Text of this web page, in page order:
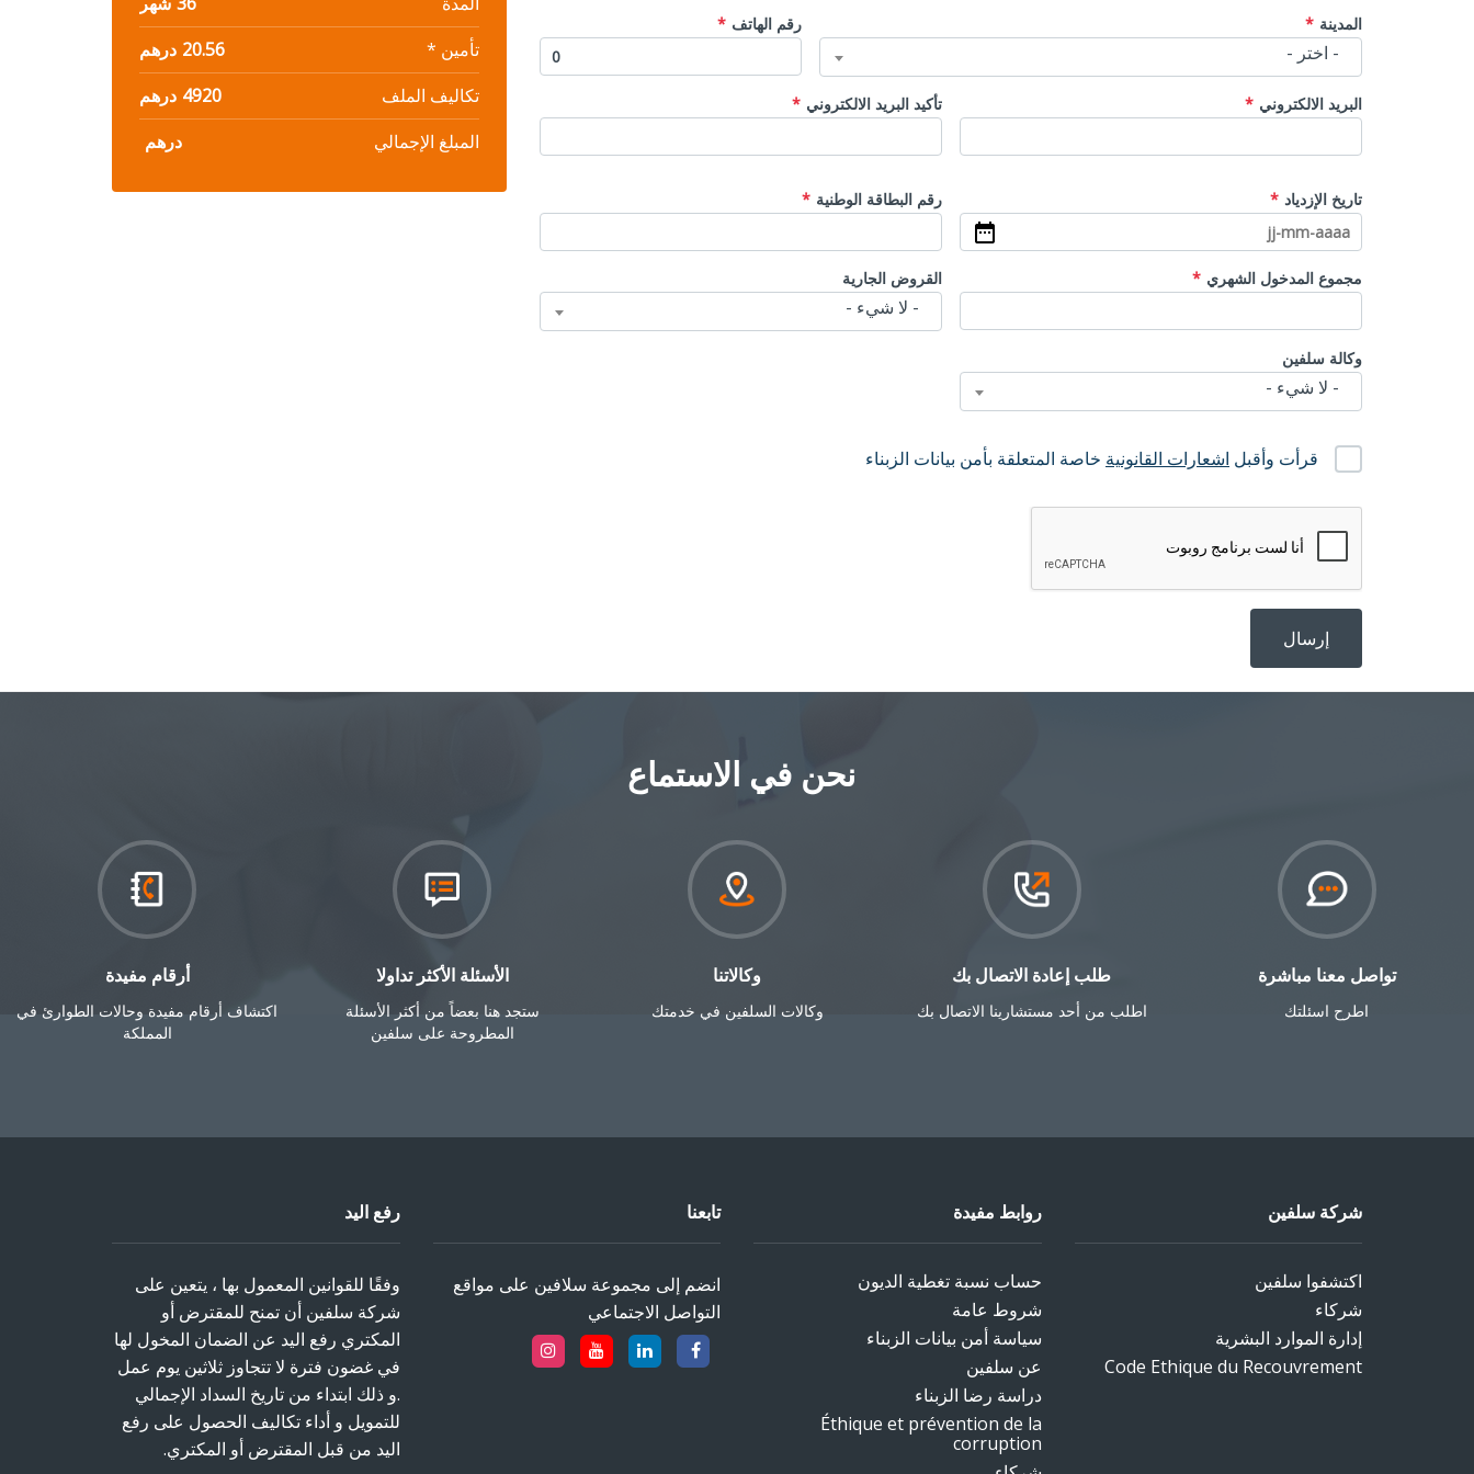
المدينة
- اختر -
رقم الهاتف
البريد الالكتروني تأكيد البريد الالكتروني
تاريخ الإزدياد رقم البطاقة الوطنية
مجموع المدخول الشهري القروض الجارية
- لا شيء -
وكالة سلفين
- لا شيء -
العامة
للاستخدام'قرأت وأقبل اشعارات القانونية خاصة المتعلقة بأمن بيانات الزبناء
تأمين *
20.56 درهم
تكاليف الملف
4920 درهم
المبلغ الإجمالي
درهم
نحن في الاستماع ‎
تواصل معنا مباشرة‎
اطرح اسئلتك
طلب إعادة الاتصال بك‎
اطلب من أحد مستشارينا الاتصال بك
وكالاتنا‎
وكالات السلفين في خدمتك
الأسئلة الأكثر تداولا
ستجد هنا بعضاً من أكثر الأسئلة
المطروحة على سلفين
أرقام مفيدة‎
اكتشاف أرقام مفيدة وحالات الطوارئ في
المملكة
شركة سلفين
اكتشفوا سلفين
شركاء
إدارة الموارد البشرية
Code Ethique du Recouvrement
روابط مفيدة
حساب نسبة تغطية الديون‎
شروط عامة
سياسة أمن بيانات الزبناء
عن سلفين
دراسة رضا الزبناء
Éthique et prévention de la
corruption
تابعنا
انضم إلى مجموعة سلافين على مواقع
التواصل الاجتماعي‎
رفع اليد
وفقًا للقوانين المعمول بها ، يتعين على
شركة سلفين أن تمنح للمقترض أو
المكتري رفع اليد عن الضمان المخول لها
في غضون فترة لا تتجاوز ثلاثين يوم عمل
.و ذلك ابتداء من تاريخ السداد الإجمالي
للتمويل و أداء تكاليف الحصول على رفع
اليد من قبل المقترض أو المكتري.